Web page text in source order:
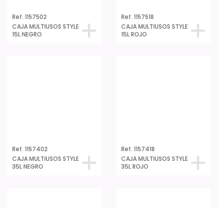
Ref. 1157502
CAJA MULTIUSOS STYLE
15L NEGRO
Ref. 1157518
CAJA MULTIUSOS STYLE
15L ROJO
Ref. 1157402
CAJA MULTIUSOS STYLE
35L NEGRO
Ref. 1157418
CAJA MULTIUSOS STYLE
35L ROJO